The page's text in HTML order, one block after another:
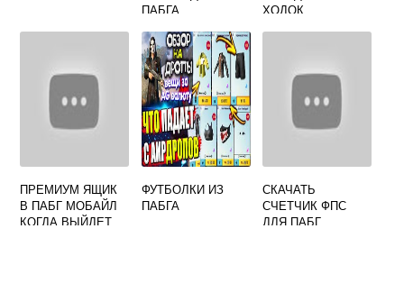
ПАБГА
ХОДОК
ПРЕМИУМ ЯЩИК
В ПАБГ МОБАЙЛ
КОГДА ВЫЙДЕТ
ФУТБОЛКИ ИЗ
ПАБГА
СКАЧАТЬ
СЧЕТЧИК ФПС
ДЛЯ ПАБГ